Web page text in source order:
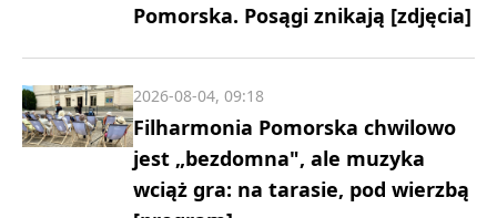
Pomorska. Posągi znikają [zdjęcia]
Filharmonia Pomorska chwilowo
jest „bezdomna", ale muzyka
wciąż gra: na tarasie, pod wierzbą
2026-08-04, 09:18